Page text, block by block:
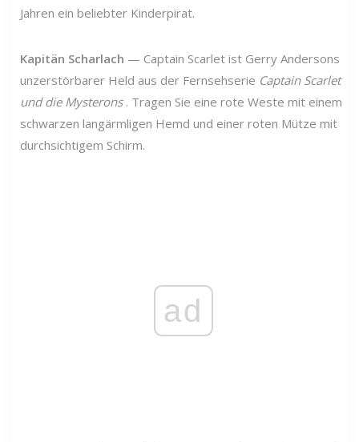
Jahren ein beliebter Kinderpirat.
Kapitän Scharlach — Captain Scarlet ist Gerry Andersons
unzerstörbarer Held aus der Fernsehserie Captain Scarlet
und die Mysterons. Tragen Sie eine rote Weste mit einem
schwarzen langärmligen Hemd und einer roten Mütze mit
durchsichtigem Schirm.
ad